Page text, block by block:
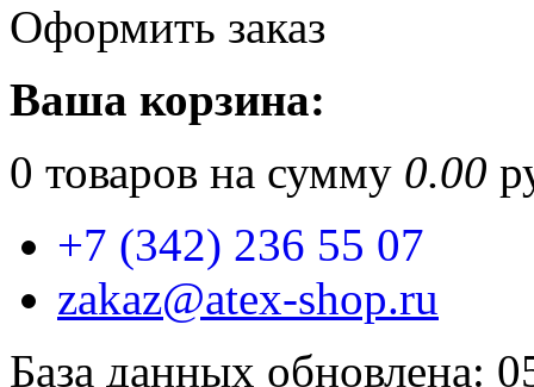
Оформить заказ
Ваша корзина:
0 товаров на сумму 0.00
+7 (342) 236 55 07
zakaz@atex-shop.ru
База данных обновлена: